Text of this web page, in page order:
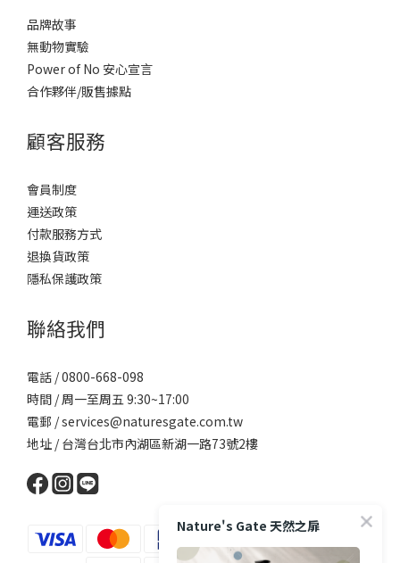
品牌故事
無動物實驗
Power of No 安心宣言
合作夥伴/販售據點
顧客服務
會員制度
運送政策
付款服務方式
退換貨政策
隱私保護政策
聯絡我們
電話 / 0800-668-098
時間 / 周一至周五 9:30~17:00
電郵 / services@naturesgate.com.tw
地址 / 台灣台北市內湖區新湖一路73號2樓
Nature's Gate 天然之扉